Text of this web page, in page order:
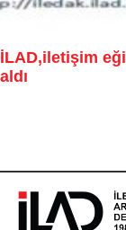
İLAD,iletişim
aldı